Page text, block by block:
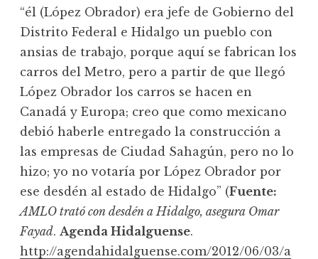
“él (López Obrador) era jefe de Gobierno del
Distrito Federal e Hidalgo un pueblo con
ansias de trabajo, porque aquí se fabrican los
carros del Metro, pero a partir de que llegó
López Obrador los carros se hacen en
Canadá y Europa; creo que como mexicano
debió haberle entregado la construcción a
las empresas de Ciudad Sahagún, pero no lo
hizo; yo no votaría por López Obrador por
ese desdén al estado de Hidalgo” (Fuente:
AMLO trató con desdén a Hidalgo, asegura Omar
Fayad. Agenda Hidalguense.
http://agendahidalguense.com/2012/06/03/a